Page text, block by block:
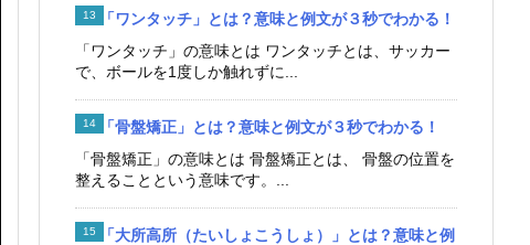
「ワンタッチ」とは？意味と例文が３秒でわかる！
「ワンタッチ」の意味とは ワンタッチとは、サッカー
で、ボールを1度しか触れずに...
「骨盤矯正」とは？意味と例文が３秒でわかる！
「骨盤矯正」の意味とは 骨盤矯正とは、 骨盤の位置を
整えることという意味です。...
「大所高所（たいしょこうしょ）」とは？意味と例